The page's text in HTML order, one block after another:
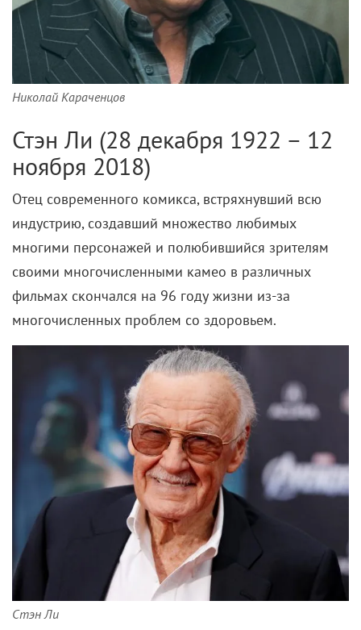
Николай Караченцов
Стэн Ли (28 декабря 1922 – 12
ноября 2018)
Отец современного комикса, встряхнувший всю
индустрию, создавший множество любимых
многими персонажей и полюбившийся зрителям
своими многочисленными камео в различных
фильмах скончался на 96 году жизни из-за
многочисленных проблем со здоровьем.
Стэн Ли